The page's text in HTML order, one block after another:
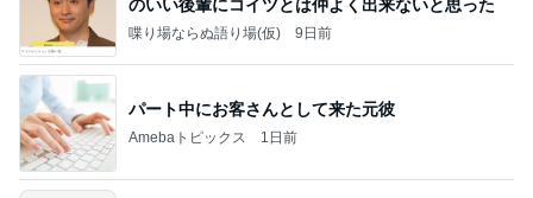
のいい後輩にコイツとは仲よく出来ないと思った
喋り場ならぬ語り場(仮) 9日前
パート中にお客さんとして来た元彼
Amebaトピックス 1日前